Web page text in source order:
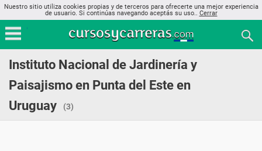
Nuestro sitio utiliza cookies propias y de terceros para ofrecerte una mejor experiencia
de usuario. Si continúas navegando aceptás su uso.. Cerrar
Instituto Nacional de Jardinería y
Paisajismo en Punta del Este en
Uruguay
(3)